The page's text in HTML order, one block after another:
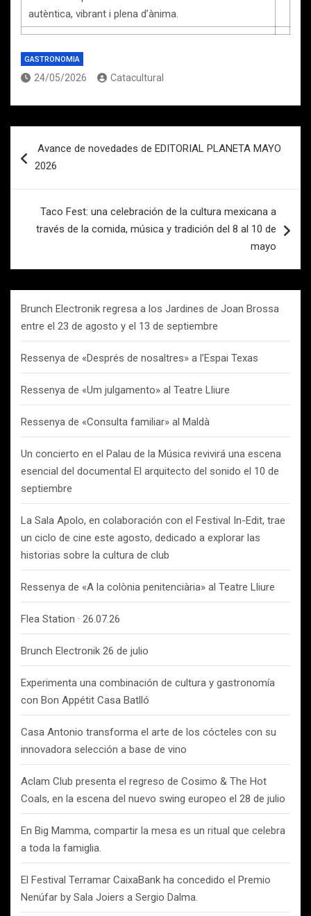
autèntica, vibrant i plena d’ànima.
GASTRONOMIA
24/05/2026 Catacultural
de
Avance de novedades de EDITORIAL PLANETA MAYO
2026
Taco Fest: una celebración de la cultura mexicana a
través de la comida, música y tradición del 8 al 10 de
mayo
Brunch Electronik regresa a los Jardines de Joan Brossa
entre el 23 de agosto y el 13 de septiembre
Ressenya de «Després de nosaltres» a l’Espai Texas
Ressenya de «Um julgamento» al Teatre Lliure
Ressenya de «Consulta familiar» al Maldà
Un concierto en el Palau de la Música revivirá una escena
esencial del documental El arquitecto del sonido el 10 de
septiembre
La Sala Apolo, en colaboración con el Festival In-Edit, trae
un ciclo de cine este agosto, dedicado a explorar las
historias sobre la cultura de club
Ressenya de «A la colònia penitenciària» al Teatre Lliure
Flea Station · 26.07.26
Brunch Electronik 26 de julio
Experimenta una combinación de cultura y gastronomía
con Bon Appétit Casa Batlló
Casa Antonio transforma el arte de los cócteles con su
innovadora selección a base de vino
Aclam Club presenta el regreso de Cosimo & The Hot
Coals, en la escena del nuevo swing europeo el 28 de julio
En Big Mamma, compartir la mesa es un ritual que celebra
a toda la famiglia.
El Festival Terramar CaixaBank ha concedido el Premio
Nenúfar by Sala Joiers a Sergio Dalma.